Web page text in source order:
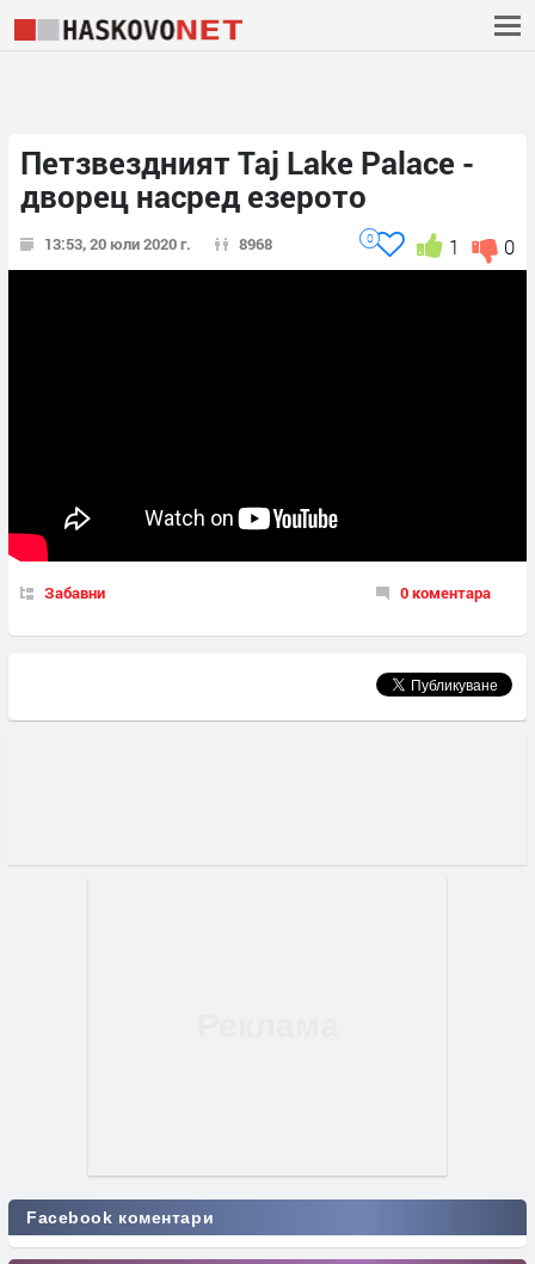
Петзвездният Taj Lake Palace -
дворец насред езерото
13:53, 20 юли 2020 г. 8968 0
1
0
Забавни 0 коментара
Facebook коментари